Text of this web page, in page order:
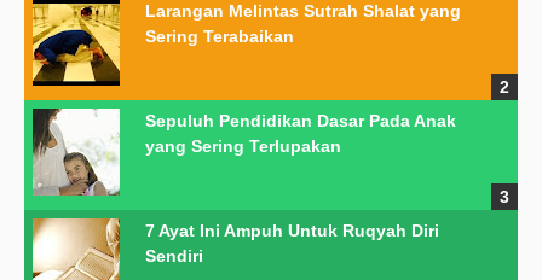
Larangan Melintas Sutrah Shalat yang
Sering Terabaikan
Sepuluh Pendidikan Dasar Pada Anak
yang Sering Terlupakan
7 Ayat Ini Ampuh Untuk Ruqyah Diri
Sendiri